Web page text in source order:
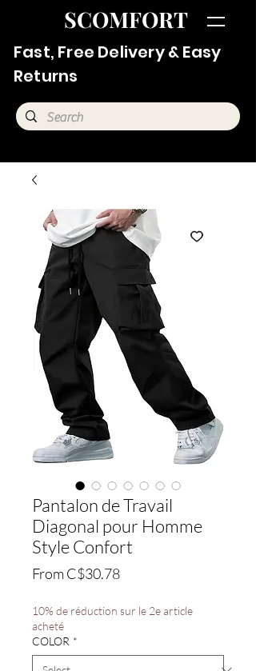
SCOMFORT
Fast, Free Delivery & Easy
Returns
Pantalon de Travail
Diagonal pour Homme
Style Confort
FromC$30.78Sale
10% de réduction sur le 2e article
acheté
COLOR *